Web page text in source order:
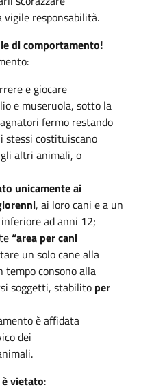
responsabilità.
di comportamento!
e giocare
e museruola, sotto la
fermo restando
stessi costituiscano
altri animali, o
unicamente ai
, ai loro cani e a un
ad anni 12;
“area per cani
un solo cane alla
tempo consono alla
soggetti, stabilito per
è affidata
dei
è vietato: